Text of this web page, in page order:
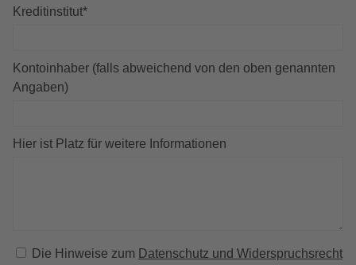
Kreditinstitut*
Kontoinhaber (falls abweichend von den oben genannten
Angaben)
Hier ist Platz für weitere Informationen
Die Hinweise zum Datenschutz und Widerspruchsrecht